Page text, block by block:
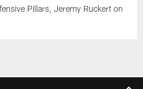
Pillars, Jeremy Ruckert on